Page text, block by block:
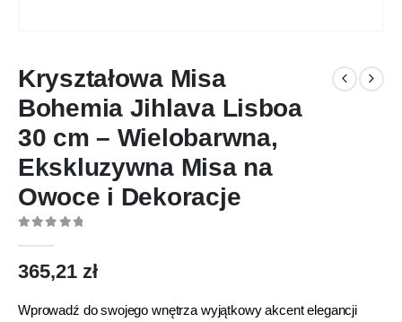
Kryształowa Misa
Bohemia Jihlava Lisboa
30 cm – Wielobarwna,
Ekskluzywna Misa na
Owoce i Dekoracje
365,21 zł
Wprowadź do swojego wnętrza wyjątkowy akcent elegancji